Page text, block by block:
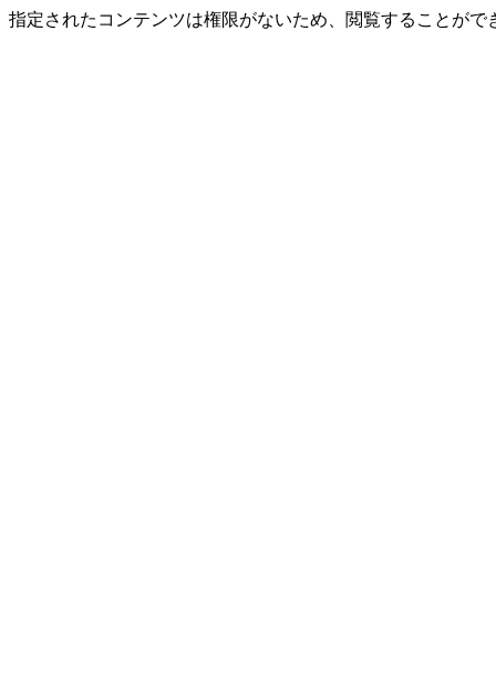
指定されたコンテンツは権限がないため、閲覧することがで